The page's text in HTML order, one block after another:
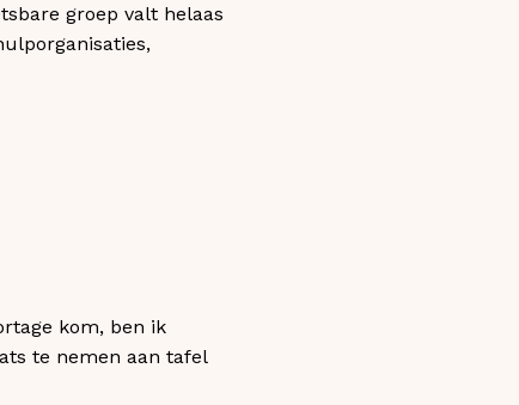
groep valt helaas
kom, ben ik
te nemen aan tafel